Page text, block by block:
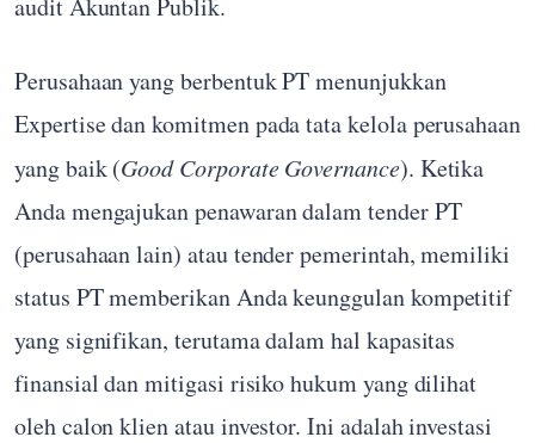
audit Akuntan Publik.
Perusahaan yang berbentuk PT menunjukkan
Expertise dan komitmen pada tata kelola perusahaan
yang baik (Good Corporate Governance). Ketika
Anda mengajukan penawaran dalam tender PT
(perusahaan lain) atau tender pemerintah, memiliki
status PT memberikan Anda keunggulan kompetitif
yang signifikan, terutama dalam hal kapasitas
finansial dan mitigasi risiko hukum yang dilihat
oleh calon klien atau investor. Ini adalah investasi